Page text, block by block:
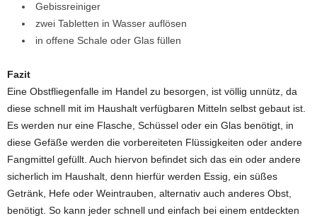
Gebissreiniger
zwei Tabletten in Wasser auflösen
in offene Schale oder Glas füllen
Fazit
Eine Obstfliegenfalle im Handel zu besorgen, ist völlig unnütz, da
diese schnell mit im Haushalt verfügbaren Mitteln selbst gebaut ist.
Es werden nur eine Flasche, Schüssel oder ein Glas benötigt, in
diese Gefäße werden die vorbereiteten Flüssigkeiten oder andere
Fangmittel gefüllt. Auch hiervon befindet sich das ein oder andere
sicherlich im Haushalt, denn hierfür werden Essig, ein süßes
Getränk, Hefe oder Weintrauben, alternativ auch anderes Obst,
benötigt. So kann jeder schnell und einfach bei einem entdeckten